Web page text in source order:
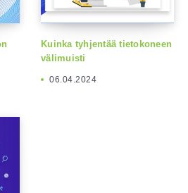
Kuinka tyhjentää tietokoneen
välimuisti
06.04.2024